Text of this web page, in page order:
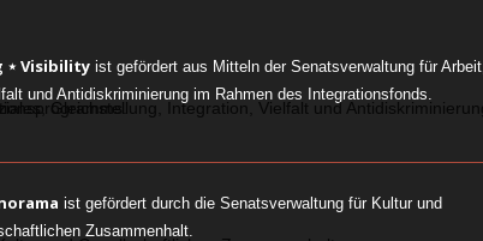
⋆ Visibilityist gefördert aus Mitteln der Senatsverwaltung für Arbeit,
und Antidiskriminierung im Rahmen des Integrationsfonds.
ist gefördert durch die Senatsverwaltung für Kultur und
Zusammenhalt.